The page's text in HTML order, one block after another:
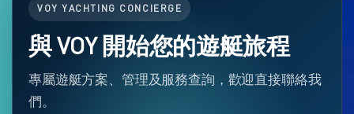
VOY YACHTING CONCIERGE
與 VOY 開始您的遊艇旅程
專屬遊艇方案、管理及服務查詢，歡迎直接聯絡我
們。